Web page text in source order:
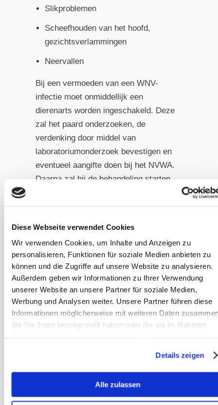
Diese Webseite verwendet Cookies
Wir verwenden Cookies, um Inhalte und Anzeigen zu
personalisieren, Funktionen für soziale Medien anbieten zu
können und die Zugriffe auf unsere Website zu analysieren.
Außerdem geben wir Informationen zu Ihrer Verwendung
unserer Website an unsere Partner für soziale Medien,
Werbung und Analysen weiter. Unsere Partner führen diese
Informationen möglicherweise mit weiteren Daten
die Sie ihnen bereitgestellt haben oder die sie im Rahmen
Details zeigen
Alle zulassen
Slikproblemen
Scheefhouden van het hoofd,
gezichtsverlammingen
Neervallen
Bij een vermoeden van een WNV-
infectie moet onmiddellijk een
dierenarts worden ingeschakeld. Deze
zal het paard onderzoeken, de
verdenking door middel van
laboratoriumonderzoek bevestigen en
eventueel aangifte doen bij het NVWA.
Daarna zal hij de behandeling starten.
Er is geen specifieke antivirale
paarden. De behandeling is
symptomatisch, wat betekent dat de
symptomen door de dierenarts worden
verlicht met ontstekingsremmende en
pijnstillende medicijnen. In ernstige
gevallen is intensieve verzorging
Soms moeten paarden in een volledig
beklede box met een diepe
strooisellaag worden geplaatst om
letsel door vallen te voorkomen. De